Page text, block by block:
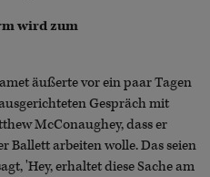
wird zum
äußerte vor ein paar Tagen
Gespräch mit
McConaughey, dass er
Ballett arbeiten wolle. Das seien
'Hey, erhaltet diese Sache am